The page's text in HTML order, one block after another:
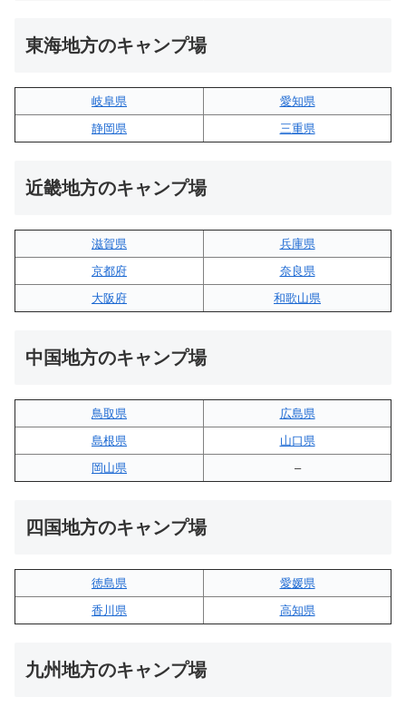
東海地方のキャンプ場
岐阜県
愛知県
静岡県
三重県
近畿地方のキャンプ場
滋賀県
兵庫県
京都府
奈良県
大阪府
和歌山県
中国地方のキャンプ場
鳥取県
広島県
島根県
山口県
岡山県
–
四国地方のキャンプ場
徳島県
愛媛県
香川県
高知県
九州地方のキャンプ場